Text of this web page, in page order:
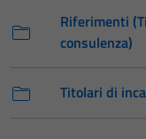
Riferimenti
consulenza)
Titolari di